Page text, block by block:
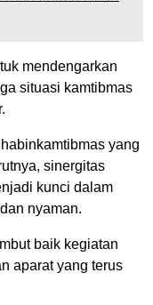
mendengarkan
situasi kamtibmas
yang
sinergitas
kunci dalam
nyaman.
baik kegiatan
aparat yang terus